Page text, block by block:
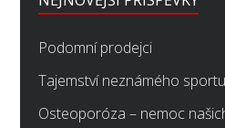
Podomní prodejci
Tajemství neznámého
Osteoporóza – nemoc